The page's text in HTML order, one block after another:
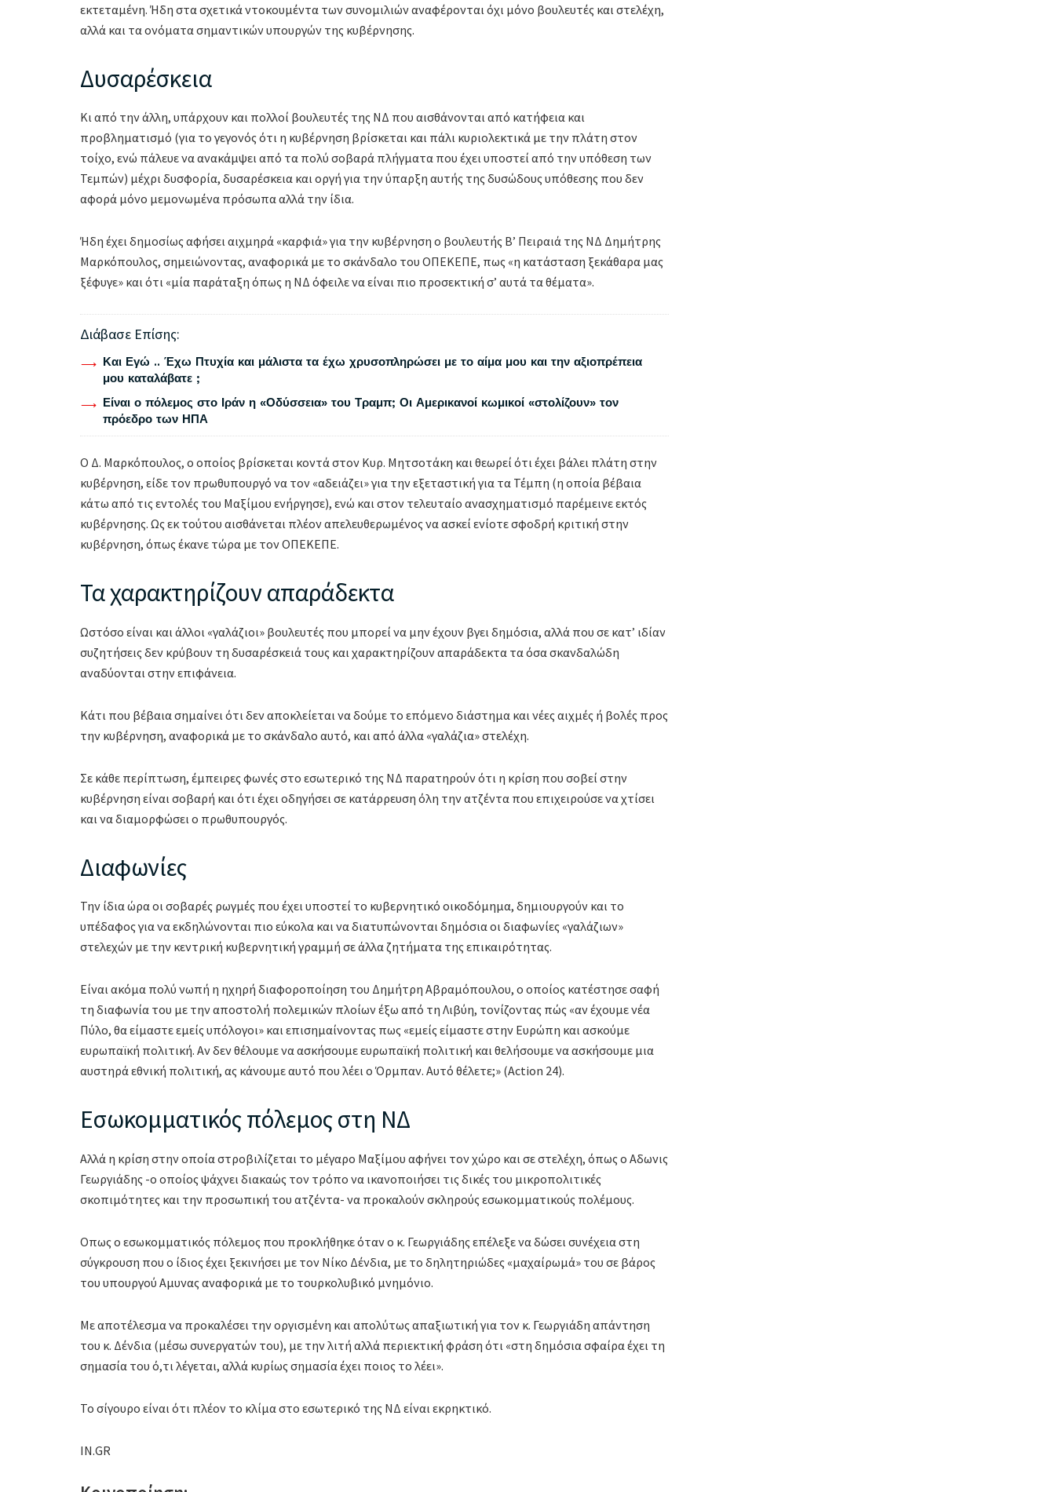
εκτεταμένη. Ήδη στα σχετικά ντοκουμέντα των συνομιλιών αναφέρονται όχι μόνο βουλευτές και στελέχη,
αλλά και τα ονόματα σημαντικών υπουργών της κυβέρνησης.
Δυσαρέσκεια
Κι από την άλλη, υπάρχουν και πολλοί βουλευτές της ΝΔ που αισθάνονται από κατήφεια και
προβληματισμό (για το γεγονός ότι η κυβέρνηση βρίσκεται και πάλι κυριολεκτικά με την πλάτη στον
τοίχο, ενώ πάλευε να ανακάμψει από τα πολύ σοβαρά πλήγματα που έχει υποστεί από την υπόθεση των
Τεμπών) μέχρι δυσφορία, δυσαρέσκεια και οργή για την ύπαρξη αυτής της δυσώδους υπόθεσης που δεν
αφορά μόνο μεμονωμένα πρόσωπα αλλά την ίδια.
Ήδη έχει δημοσίως αφήσει αιχμηρά «καρφιά» για την κυβέρνηση ο βουλευτής Β’ Πειραιά της ΝΔ Δημήτρης
Μαρκόπουλος, σημειώνοντας, αναφορικά με το σκάνδαλο του ΟΠΕΚΕΠΕ, πως «η κατάσταση ξεκάθαρα μας
ξέφυγε» και ότι «μία παράταξη όπως η ΝΔ όφειλε να είναι πιο προσεκτική σ’ αυτά τα θέματα».
Διάβασε Επίσης:
Και Εγώ .. Έχω Πτυχία και μάλιστα τα έχω χρυσοπληρώσει με το αίμα μου και την αξιοπρέπεια
μου καταλάβατε ;
Είναι ο πόλεμος στο Ιράν η «Οδύσσεια» του Τραμπ; Οι Αμερικανοί κωμικοί «στολίζουν» τον
πρόεδρο των ΗΠΑ
Ο Δ. Μαρκόπουλος, ο οποίος βρίσκεται κοντά στον Κυρ. Μητσοτάκη και θεωρεί ότι έχει βάλει πλάτη στην
κυβέρνηση, είδε τον πρωθυπουργό να τον «αδειάζει» για την εξεταστική για τα Τέμπη (η οποία βέβαια
κάτω από τις εντολές του Μαξίμου ενήργησε), ενώ και στον τελευταίο ανασχηματισμό παρέμεινε εκτός
κυβέρνησης. Ως εκ τούτου αισθάνεται πλέον απελευθερωμένος να ασκεί ενίοτε σφοδρή κριτική στην
κυβέρνηση, όπως έκανε τώρα με τον ΟΠΕΚΕΠΕ.
Τα χαρακτηρίζουν απαράδεκτα
Ωστόσο είναι και άλλοι «γαλάζιοι» βουλευτές που μπορεί να μην έχουν βγει δημόσια, αλλά που σε κατ’ ιδίαν
συζητήσεις δεν κρύβουν τη δυσαρέσκειά τους και χαρακτηρίζουν απαράδεκτα τα όσα σκανδαλώδη
αναδύονται στην επιφάνεια.
Κάτι που βέβαια σημαίνει ότι δεν αποκλείεται να δούμε το επόμενο διάστημα και νέες αιχμές ή βολές προς
την κυβέρνηση, αναφορικά με το σκάνδαλο αυτό, και από άλλα «γαλάζια» στελέχη.
Σε κάθε περίπτωση, έμπειρες φωνές στο εσωτερικό της ΝΔ παρατηρούν ότι η κρίση που σοβεί στην
κυβέρνηση είναι σοβαρή και ότι έχει οδηγήσει σε κατάρρευση όλη την ατζέντα που επιχειρούσε να χτίσει
και να διαμορφώσει ο πρωθυπουργός.
Διαφωνίες
Την ίδια ώρα οι σοβαρές ρωγμές που έχει υποστεί το κυβερνητικό οικοδόμημα, δημιουργούν και το
υπέδαφος για να εκδηλώνονται πιο εύκολα και να διατυπώνονται δημόσια οι διαφωνίες «γαλάζιων»
στελεχών με την κεντρική κυβερνητική γραμμή σε άλλα ζητήματα της επικαιρότητας.
Είναι ακόμα πολύ νωπή η ηχηρή διαφοροποίηση του Δημήτρη Αβραμόπουλου, ο οποίος κατέστησε σαφή
τη διαφωνία του με την αποστολή πολεμικών πλοίων έξω από τη Λιβύη, τονίζοντας πώς «αν έχουμε νέα
Πύλο, θα είμαστε εμείς υπόλογοι» και επισημαίνοντας πως «εμείς είμαστε στην Ευρώπη και ασκούμε
ευρωπαϊκή πολιτική. Αν δεν θέλουμε να ασκήσουμε ευρωπαϊκή πολιτική και θελήσουμε να ασκήσουμε μια
αυστηρά εθνική πολιτική, ας κάνουμε αυτό που λέει ο Όρμπαν. Αυτό θέλετε;» (Action 24).
Εσωκομματικός πόλεμος στη ΝΔ
Αλλά η κρίση στην οποία στροβιλίζεται το μέγαρο Μαξίμου αφήνει τον χώρο και σε στελέχη, όπως ο Αδωνις
Γεωργιάδης -ο οποίος ψάχνει διακαώς τον τρόπο να ικανοποιήσει τις δικές του μικροπολιτικές
σκοπιμότητες και την προσωπική του ατζέντα- να προκαλούν σκληρούς εσωκομματικούς πολέμους.
Οπως ο εσωκομματικός πόλεμος που προκλήθηκε όταν ο κ. Γεωργιάδης επέλεξε να δώσει συνέχεια στη
σύγκρουση που ο ίδιος έχει ξεκινήσει με τον Νίκο Δένδια, με το δηλητηριώδες «μαχαίρωμά» του σε βάρος
του υπουργού Αμυνας αναφορικά με το τουρκολυβικό μνημόνιο.
Με αποτέλεσμα να προκαλέσει την οργισμένη και απολύτως απαξιωτική για τον κ. Γεωργιάδη απάντηση
του κ. Δένδια (μέσω συνεργατών του), με την λιτή αλλά περιεκτική φράση ότι «στη δημόσια σφαίρα έχει τη
σημασία του ό,τι λέγεται, αλλά κυρίως σημασία έχει ποιος το λέει».
Το σίγουρο είναι ότι πλέον το κλίμα στο εσωτερικό της ΝΔ είναι εκρηκτικό.
IN.GR